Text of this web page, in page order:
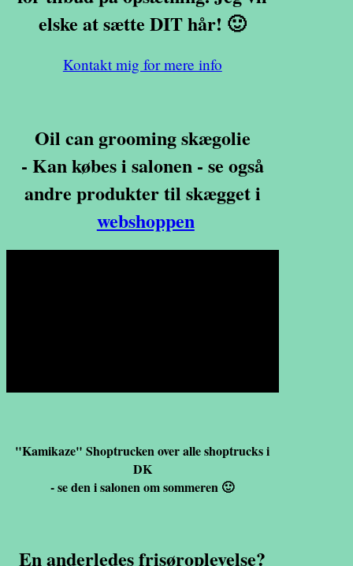
elske at sætte DIT hår! 🙂
Kontakt mig for mere info
Oil can grooming skægolie
- Kan købes i salonen - se også
andre produkter til skægget i
webshoppen
"Kamikaze" Shoptrucken over alle shoptrucks i
DK
- se den i salonen om sommeren 🙂
En anderledes frisøroplevelse?